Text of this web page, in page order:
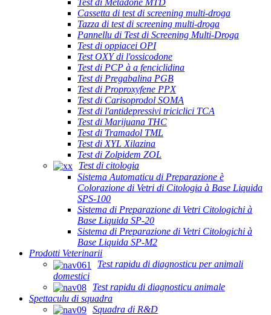
Test di Metadone MTD
Cassetta di test di screening multi-droga
Tazza di test di screening multi-droga
Pannellu di Test di Screening Multi-Droga
Test di oppiacei OPI
Test OXY di l'ossicodone
Test di PCP à a fenciclidina
Test di Pregabalina PGB
Test di Proproxyfene PPX
Test di Carisoprodol SOMA
Test di l'antidepressivi triciclici TCA
Test di Marijuana THC
Test di Tramadol TML
Test di XYL Xilazina
Test di Zolpidem ZOL
Test di citologia
Sistema Automaticu di Preparazione è
Colorazione di Vetri di Citologia à Base Liquida
SPS-100
Sistema di Preparazione di Vetri Citologichi à
Base Liquida SP-20
Sistema di Preparazione di Vetri Citologichi à
Base Liquida SP-M2
Prodotti Veterinarii
Test rapidu di diagnosticu per animali
domestici
Test rapidu di diagnosticu animale
Spettaculu di squadra
Squadra di R&D